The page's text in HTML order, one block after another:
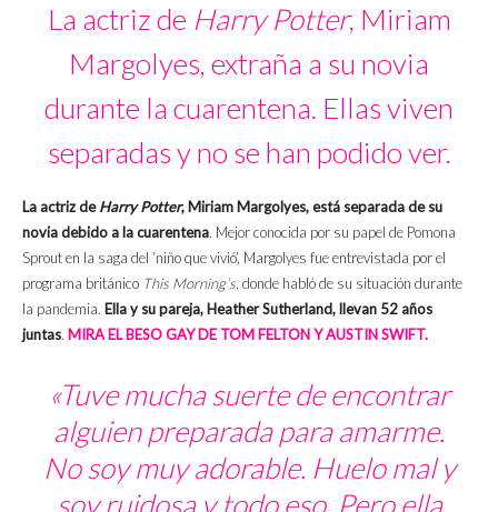
La actriz de Harry Potter, Miriam
Margolyes, extraña a su novia
durante la cuarentena. Ellas viven
separadas y no se han podido ver.
La actriz deHarry Potter, Miriam Margolyes, está separada de su
novia debido a la cuarentena. Mejor conocida por su papel de Pomona
Sprout en la saga del ‘niño que vivió’, Margolyes fue entrevistada por el
programa británico This Morning’s , donde habló de su situación durante
la pandemia. Ella y su pareja, Heather Sutherland, llevan 52 años
juntas. MIRA EL BESO GAY DE TOM FELTON Y AUSTIN SWIFT.
«Tuve mucha suerte de encontrar
alguien preparada para amarme.
No soy muy adorable. Huelo mal y
soy ruidosa y todo eso. Pero ella